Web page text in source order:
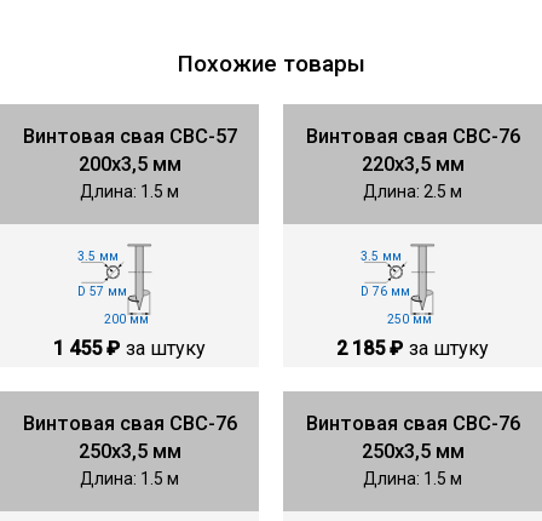
Похожие товары
Винтовая свая СВС-57
200х3,5 мм
Длина: 1.5 м
3.5 мм
D 57 мм
200 мм
1 455 ₽ за штуку
Винтовая свая СВС-76
220х3,5 мм
Длина: 2.5 м
3.5 мм
D 76 мм
250 мм
2 185 ₽ за штуку
Винтовая свая СВС-76
250х3,5 мм
Длина: 1.5 м
Винтовая свая СВС-76
250х3,5 мм
Длина: 1.5 м